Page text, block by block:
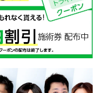
分析した情報を使用して
確認及びその対応のた
析及び症例研究のため
ため